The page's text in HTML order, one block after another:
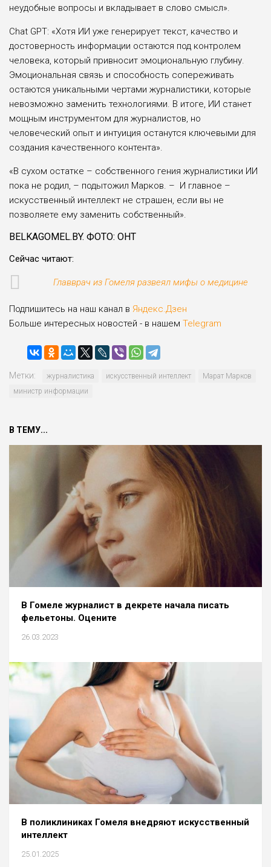
неудобные вопросы и вкладывает в слово смысл».
Chat GPT: «Хотя ИИ уже генерирует текст, качество и
достоверность информации остаются под контролем
человека, который привносит эмоциональную глубину.
Эмоциональная связь и способность сопереживать
остаются уникальными чертами журналистики, которые
невозможно заменить технологиями. В итоге, ИИ станет
мощным инструментом для журналистов, но
человеческий опыт и интуиция останутся ключевыми для
создания качественного контента».
«В сухом остатке – собственного гения журналистики ИИ
пока не родил, – подытожил Марков. – И главное –
искусственный интеллект не страшен, если вы не
позволяете ему заменить собственный».
BELKAGOMEL.BY. ФОТО: ОНТ
Сейчас читают:
Главврач из Гомеля развеял мифы о медицине
Подпишитесь на наш канал в Яндекс.Дзен
Больше интересных новостей - в нашем Telegram
Метки: журналистика искусственный интеллект
Марат Марков
министр информации
В ТЕМУ...
В Гомеле журналист в декрете начала писать
фельетоны. Оцените
26.03.2023
В поликлиниках Гомеля внедряют искусственный
интеллект
25.01.2025